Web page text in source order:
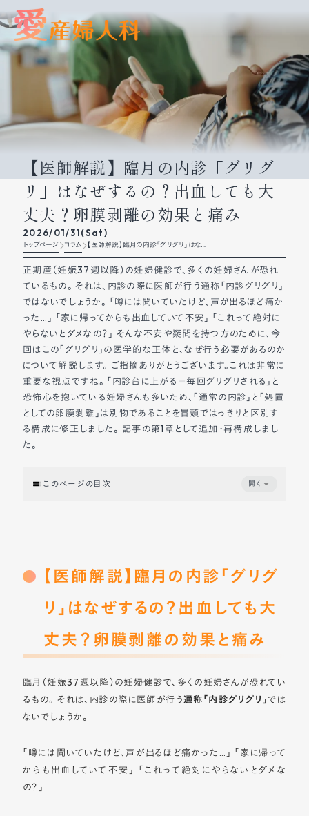
【医師解説】臨月の内診「グリグ
リ」はなぜするの？出血しても大
丈夫？卵膜剥離の効果と痛み
2026/01/31(Sat)
トップページ コラム
【医師解説】臨月の内診「グリグリ」はな
ぜするの？出血しても大丈夫？卵膜剥離
の効果と痛み
正期産（妊娠37週以降）の妊婦健診で、多くの妊婦さんが恐れ
ているもの。 それは、内診の際に医師が行う通称「内診グリグリ」
ではないでしょうか。 「噂には聞いていたけど、声が出るほど痛か
った…」 「家に帰ってからも出血していて不安」 「これって絶対に
やらないとダメなの？」 そんな不安や疑問を持つ方のために、今
回はこの「グリグリ」の医学的な正体と、なぜ行う必要があるのか
について解説します。 ご指摘ありがとうございます。これは非常に
重要な視点ですね。 「内診台に上がる＝毎回グリグリされる」と
恐怖心を抱いている妊婦さんも多いため、「通常の内診」と「処置
としての卵膜剥離」は別物であることを冒頭ではっきりと区別す
る構成に修正しました。 記事の第1章として追加・再構成しまし
た。
このページの目次 開く
3. なぜ、あんなに痛いことをするの？
4. どのくらい痛い？痛みを逃すコツ
5. 出血しても大丈夫？「おしるし」との関係
6. 効果はいつ出る？
まとめ
【医師解説】臨月の内診「グリグ
リ」はなぜするの？出血しても大
丈夫？卵膜剥離の効果と痛み
臨月（妊娠37週以降）の妊婦健診で、多くの妊婦さんが恐れてい
るもの。 それは、内診の際に医師が行う通称「内診グリグリ」では
ないでしょうか。
「噂には聞いていたけど、声が出るほど痛かった…」 「家に帰って
からも出血していて不安」 「これって絶対にやらないとダメな
の？」